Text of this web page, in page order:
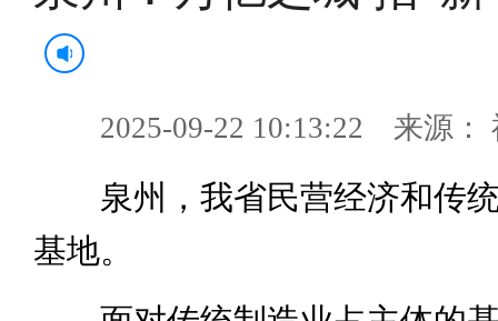
2025-09-22 10:13:22 来源：
泉州，我省民营经济和传统
基地。